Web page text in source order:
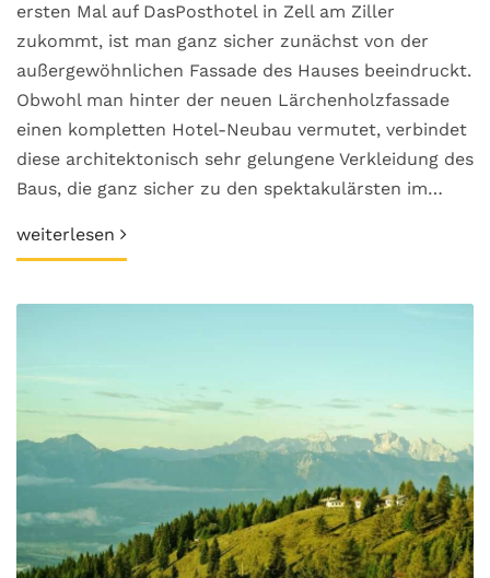
ersten Mal auf DasPosthotel in Zell am Ziller
zukommt, ist man ganz sicher zunächst von der
außergewöhnlichen Fassade des Hauses beeindruckt.
Obwohl man hinter der neuen Lärchenholzfassade
einen kompletten Hotel-Neubau vermutet, verbindet
diese architektonisch sehr gelungene Verkleidung des
Baus, die ganz sicher zu den spektakulärsten im…
weiterlesen